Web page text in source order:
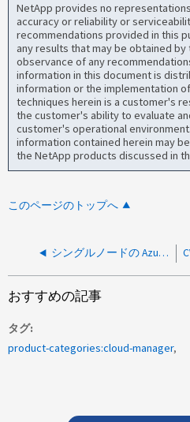
NetApp provides no
accuracy or reliability or
recommendations provided in this
any results that may be obtained
observance of any
information in this document is
information or the implementation
techniques herein is a customer's
the customer's ability to evaluate
customer's operational
information contained herein may
the NetApp products discussed in
このページのトップへ
シングルノードの Azure CVO は、 Azure メンテナンスイベントなしでリブートされます
おすすめの記事
タグ
product-categories:cloud-manager